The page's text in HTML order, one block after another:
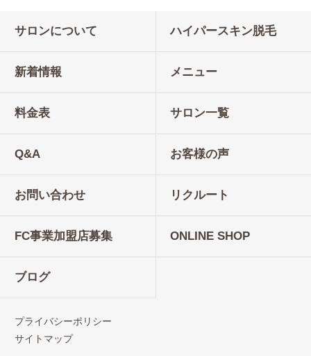
サロンについて ハイパースキン脱毛
新着情報 メニュー
料金表 サロン一覧
Q&A お客様の声
お問い合わせ リクルート
FC事業加盟店募集 ONLINE SHOP
ブログ
プライバシーポリシー
サイトマップ